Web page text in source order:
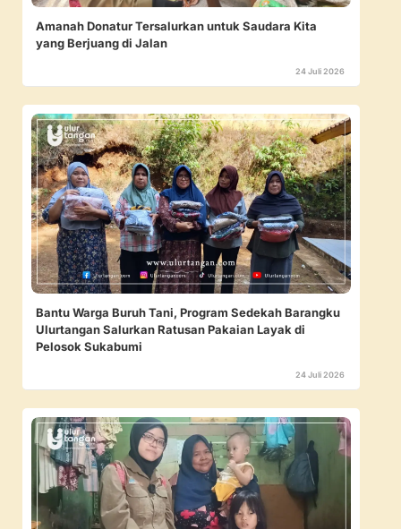
Amanah Donatur Tersalurkan untuk Saudara Kita
yang Berjuang di Jalan
24 Juli 2026
Bantu Warga Buruh Tani, Program Sedekah Barangku
Ulurtangan Salurkan Ratusan Pakaian Layak di
Pelosok Sukabumi
24 Juli 2026